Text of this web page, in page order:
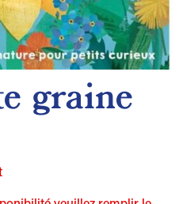
graine